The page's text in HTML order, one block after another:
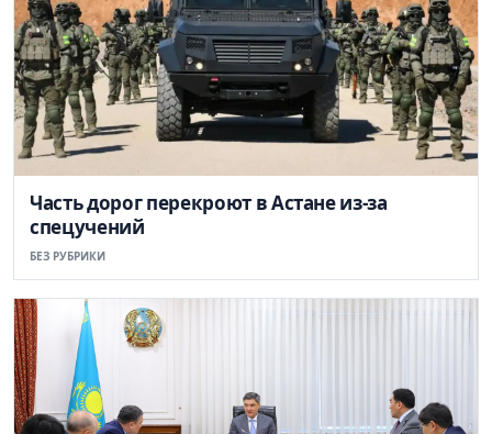
Часть дорог перекроют в Астане из-за
спецучений
БЕЗ РУБРИКИ